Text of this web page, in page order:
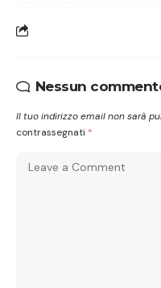
Nessun
Il tuo indirizzo email non sarà
contrassegnati *